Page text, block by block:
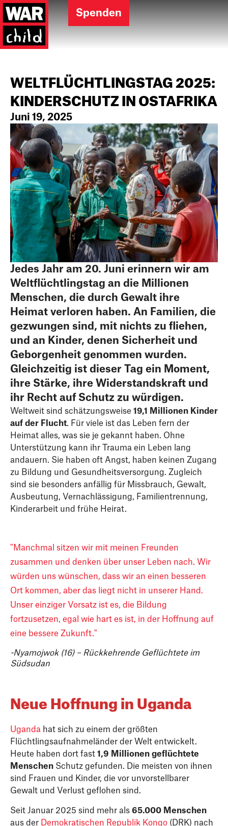
Spenden
WELTFLÜCHTLINGSTAG 2025:
KINDERSCHUTZ IN OSTAFRIKA
Juni 19, 2025
Jedes Jahr am 20. Juni erinnern wir am
Weltflüchtlingstag an die Millionen
Menschen, die durch Gewalt ihre
Heimat verloren haben. An Familien, die
gezwungen sind, mit nichts zu fliehen,
und an Kinder, denen Sicherheit und
Geborgenheit genommen wurden.
Gleichzeitig ist dieser Tag ein Moment,
ihre Stärke, ihre Widerstandskraft und
ihr Recht auf Schutz zu würdigen.
Weltweit sind schätzungsweise 19,1 Millionen Kinder
auf der Flucht. Für viele ist das Leben fern der
Heimat alles, was sie je gekannt haben. Ohne
Unterstützung kann ihr Trauma ein Leben lang
andauern. Sie haben oft Angst, haben keinen Zugang
zu Bildung und Gesundheitsversorgung. Zugleich
sind sie besonders anfällig für Missbrauch, Gewalt,
Ausbeutung, Vernachlässigung, Familientrennung,
Kinderarbeit und frühe Heirat.
Manchmal sitzen wir mit meinen Freunden
zusammen und denken über unser Leben nach. Wir
würden uns wünschen, dass wir an einen besseren
Ort kommen, aber das liegt nicht in unserer Hand.
Unser einziger Vorsatz ist es, die Bildung
fortzusetzen, egal wie hart es ist, in der Hoffnung auf
eine bessere Zukunft.
-Nyamojwok (16) – Rückkehrende Geflüchtete im
Südsudan
Neue Hoffnung in Uganda
Uganda hat sich zu einem der größten
Flüchtlingsaufnahmeländer der Welt entwickelt.
Heute haben dort fast 1,9 Millionen geflüchtete
Menschen Schutz gefunden. Die meisten von ihnen
sind Frauen und Kinder, die vor unvorstellbarer
Gewalt und Verlust geflohen sind.
Seit Januar 2025 sind mehr als 65.000 Menschen
aus der Demokratischen Republik Kongo (DRK) nach